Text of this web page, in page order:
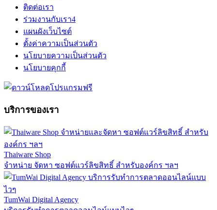
ติดต่อเรา
ร่วมงานกับเรา4
แผนผังเว็บไซต์
ตั้งค่าความเป็นส่วนตัว
นโยบายความเป็นส่วนตัว
นโยบายคุกกี้
บริการของเรา
Thaiware Shop
จำหน่าย จัดหา ซอฟต์แวร์ลิขสิทธิ์ สำหรับองค์กร ฯลฯ
TumWai Digital Agency